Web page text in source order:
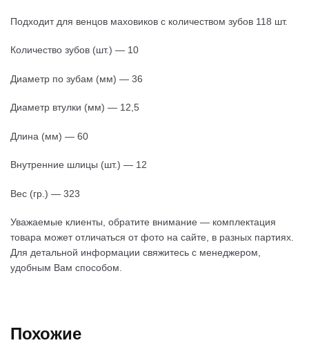
Подходит для венцов маховиков с количеством зубов 118 шт.
Количество зубов (шт.) — 10
Диаметр по зубам (мм) — 36
Диаметр втулки (мм) — 12,5
Длина (мм) — 60
Внутренние шлицы (шт.) — 12
Вес (гр.) — 323
Уважаемые клиенты, обратите внимание — комплектация
товара может отличаться от фото на сайте, в разных партиях.
Для детальной информации свяжитесь с менеджером,
удобным Вам способом.
Похожие